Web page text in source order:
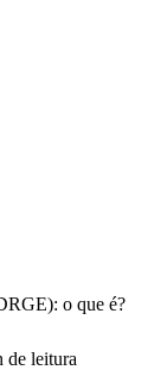
o que é?
de leitura